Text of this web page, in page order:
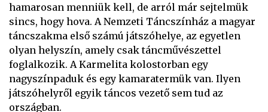
hamarosan menniük kell, de arról már sejtelmük
sincs, hogy hova. A Nemzeti Táncszínház a magyar
táncszakma első számú játszóhelye, az egyetlen
olyan helyszín, amely csak táncművészettel
foglalkozik. A Karmelita kolostorban egy
nagyszínpaduk és egy kamaratermük van. Ilyen
játszóhelyről egyik táncos vezető sem tud az
országban.